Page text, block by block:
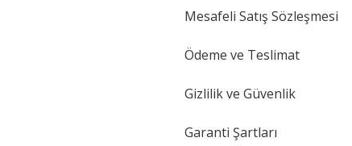
Mesafeli Satış Sözleşmesi
Ödeme ve Teslimat
Gizlilik ve Güvenlik
Garanti Şartları